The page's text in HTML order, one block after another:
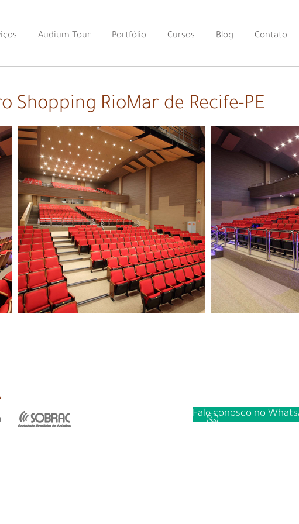
Audium Tour Portfólio Cursos Blog Contato
Shopping RioMar de Recife-PE
Fale conosco no